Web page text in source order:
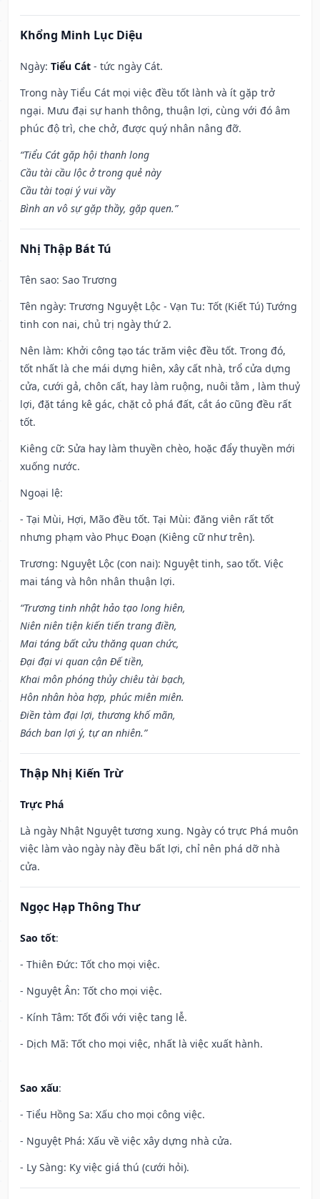
Khổng Minh Lục Diệu
Ngày: Tiểu Cát - tức ngày Cát.
Trong này Tiểu Cát mọi việc đều tốt lành và ít gặp trở
ngại. Mưu đại sự hanh thông, thuận lợi, cùng với đó âm
phúc độ trì, che chở, được quý nhân nâng đỡ.
“Tiểu Cát gặp hội thanh long
Cầu tài cầu lộc ở trong quẻ này
Cầu tài toại ý vui vầy
Bình an vô sự gặp thầy, gặp quen.”
Nhị Thập Bát Tú
Tên sao: Sao Trương
Tên ngày: Trương Nguyệt Lộc - Vạn Tu: Tốt (Kiết Tú) Tướng
tinh con nai, chủ trị ngày thứ 2.
Nên làm: Khởi công tạo tác trăm việc đều tốt. Trong đó,
tốt nhất là che mái dựng hiên, xây cất nhà, trổ cửa dựng
cửa, cưới gả, chôn cất, hay làm ruộng, nuôi tằm , làm thuỷ
lợi, đặt táng kê gác, chặt cỏ phá đất, cắt áo cũng đều rất
tốt.
Kiêng cữ: Sửa hay làm thuyền chèo, hoặc đẩy thuyền mới
xuống nước.
Ngoại lệ:
- Tại Mùi, Hợi, Mão đều tốt. Tại Mùi: đăng viên rất tốt
nhưng phạm vào Phục Đoạn (Kiêng cữ như trên).
Trương: Nguyệt Lộc (con nai): Nguyệt tinh, sao tốt. Việc
mai táng và hôn nhân thuận lợi.
“Trương tinh nhật hảo tạo long hiên,
Niên niên tiện kiến tiến trang điền,
Mai táng bất cửu thăng quan chức,
Đại đại vi quan cận Đế tiền,
Khai môn phóng thủy chiêu tài bạch,
Hôn nhân hòa hợp, phúc miên miên.
Điền tàm đại lợi, thương khố mãn,
Bách ban lợi ý, tự an nhiên.”
Thập Nhị Kiến Trừ
Trực Phá
Là ngày Nhật Nguyệt tương xung. Ngày có trực Phá muôn
việc làm vào ngày này đều bất lợi, chỉ nên phá dỡ nhà
cửa.
Ngọc Hạp Thông Thư
Sao tốt:
- Thiên Đức: Tốt cho mọi việc.
- Nguyệt Ân: Tốt cho mọi việc.
- Kính Tâm: Tốt đối với việc tang lễ.
- Dịch Mã: Tốt cho mọi việc, nhất là việc xuất hành.
Sao xấu:
- Tiểu Hồng Sa: Xấu cho mọi công việc.
- Nguyệt Phá: Xấu về việc xây dựng nhà cửa.
- Ly Sàng: Kỵ việc giá thú (cưới hỏi).